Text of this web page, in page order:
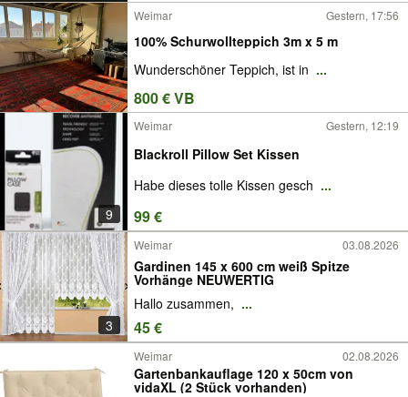
Weimar Gestern, 17:56
100% Schurwollteppich 3m x 5 m
Wunderschöner Teppich, ist in ...
800 € VB
9
Weimar Gestern, 12:19
Blackroll Pillow Set Kissen
Habe dieses tolle Kissen gesch ...
99 €
3
Weimar 03.08.2026
Gardinen 145 x 600 cm weiß Spitze
Vorhänge NEUWERTIG
Hallo zusammen, ...
45 €
Weimar 02.08.2026
Gartenbankauflage 120 x 50cm von
vidaXL (2 Stück vorhanden)